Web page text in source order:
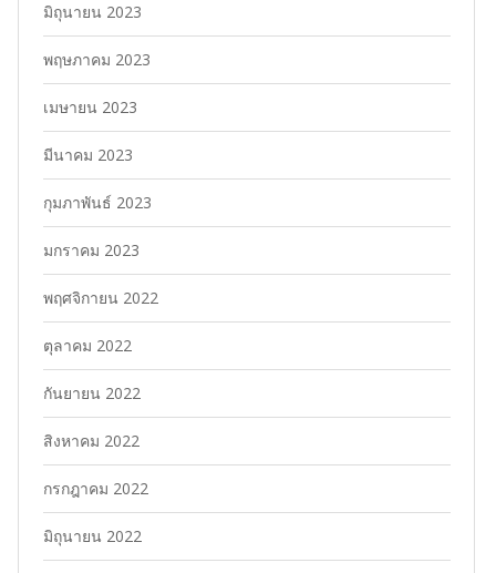
มิถุนายน 2023
พฤษภาคม 2023
เมษายน 2023
มีนาคม 2023
กุมภาพันธ์ 2023
มกราคม 2023
พฤศจิกายน 2022
ตุลาคม 2022
กันยายน 2022
สิงหาคม 2022
กรกฎาคม 2022
มิถุนายน 2022